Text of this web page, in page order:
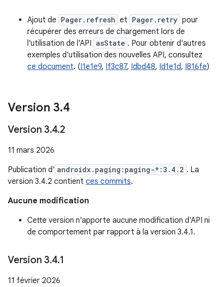
Ajout de Pager.refresh et Pager.retry pour
récupérer des erreurs de chargement lors de
l'utilisation de l'API asState . Pour obtenir d'autres
exemples d'utilisation des nouvelles API, consultez
ce document. (I1e1e9, If3c87, Idbd48, Id1e1d, I816fe)
Version 3.4
Version 3.4.2
11 mars 2026
Publication d' androidx.paging:paging-*:3.4.2 . La
version 3.4.2 contient ces commits.
Aucune modification
Cette version n'apporte aucune modification d'API ni
de comportement par rapport à la version 3.4.1.
Version 3.4.1
11 février 2026